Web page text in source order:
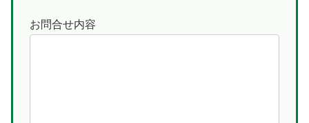
お問合せ内容